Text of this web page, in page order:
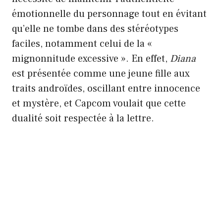
émotionnelle du personnage tout en évitant
qu’elle ne tombe dans des stéréotypes
faciles, notamment celui de la «
mignonnitude excessive ». En effet, Diana
est présentée comme une jeune fille aux
traits androïdes, oscillant entre innocence
et mystère, et Capcom voulait que cette
dualité soit respectée à la lettre.